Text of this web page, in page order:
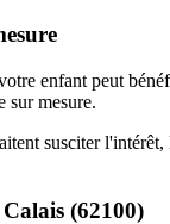
enfant peut
sur mesure.
susciter
(62100)